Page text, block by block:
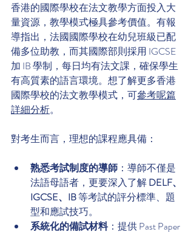
香港的國際學校在法文教學方面投入大
量資源，教學模式極具參考價值。有報
導指出，法國國際學校在幼兒班級已配
備多位助教，而其國際部則採用 IGCSE
加 IB 學制，每日均有法文課，確保學生
有高質素的語言環境。想了解更多香港
國際學校的法文教學模式，可參考呢篇
詳細分析。
對考生而言，理想的課程應具備：
熟悉考試制度的導師 ：導師不僅是
法語母語者，更要深入了解 DELF、
IGCSE、IB 等考試的評分標準、題
型和應試技巧。
系統化的備試材料：提供 Past Paper